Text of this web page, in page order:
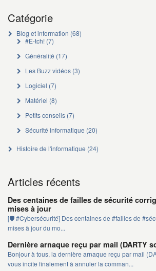
Catégorie
Blog et information (68)
#E-tch!(7)
Généralité (17)
Les Buzz vidéos(3)
Logiciel (7)
Matériel (8)
Petits conseils(7)
Sécurité informatique (20)
Histoire de l'informatique (24)
Articles récents
Des centaines de failles de sécurité
mises à jour
[🛡️ #Cybersécurité] Des centaines de #failles de
mises à jour du mo...
Dernière arnaque reçu par mail (DARTY
Bonjour à tous, la dernière arnaque reçu par mail
vous incite finalement à annuler la comman...